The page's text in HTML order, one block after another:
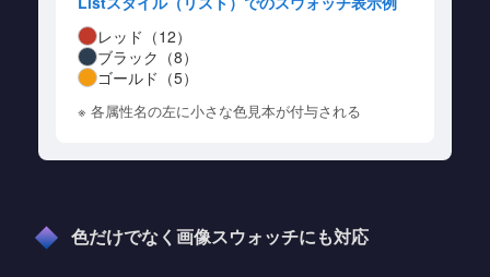
レッド（12）
ブラック（8）
ゴールド（5）
※ 各属性名の左に小さな色見本が付与される
色だけでなく画像スウォッチにも対応